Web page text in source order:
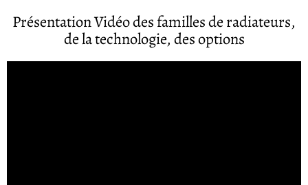
Présentation Vidéo des familles de radiateurs,
de la technologie, des options